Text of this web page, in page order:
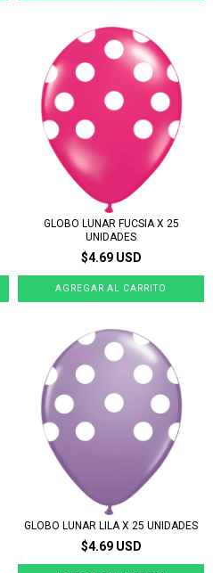
GLOBO LUNAR FUCSIA X 25
UNIDADES
$4.69 USD
GLOBO LUNAR LILA X 25 UNIDADES
$4.69 USD